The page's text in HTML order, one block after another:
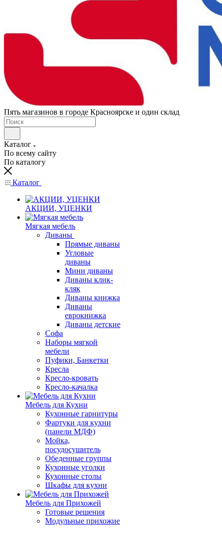
Пять магазинов в городе Красноярске и один склад
Каталог
По всему сайту
По каталогу
Каталог
АКЦИИ, УЦЕНКИ
Мягкая мебель
Диваны
Прямые диваны
Угловые
диваны
Мини диваны
Диваны клик-
кляк
Диваны книжка
Диваны
еврокнижка
Диваны детские
Софа
Наборы мягкой
мебели
Пуфики, Банкетки
Кресла
Кресло-кровать
Кресло-качалка
Мебель для Кухни
Кухонные гарнитуры
Фартуки для кухни
(панели МДФ)
Мойка,
посудосушитель
Обеденные группы
Кухонные уголки
Кухонные столы
Шкафы для кухни
Мебель для Прихожей
Готовые решения
Модульные прихожие